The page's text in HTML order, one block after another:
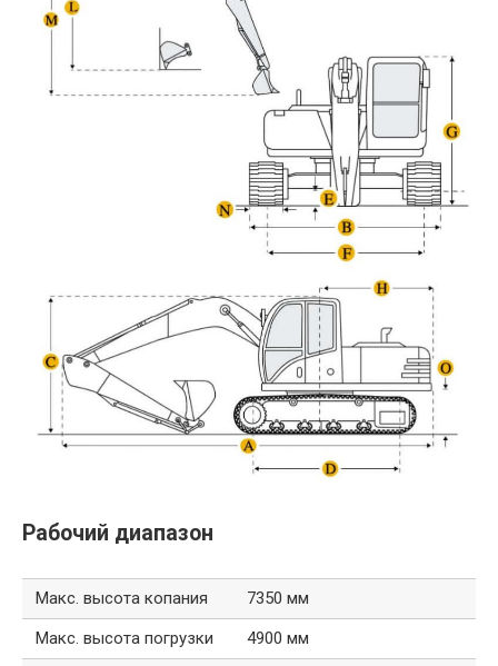
Рабочий диапазон
Макс. высота копания
7350 мм
Макс. высота погрузки
4900 мм